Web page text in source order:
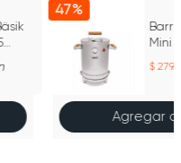
47%
Mini
Agregar